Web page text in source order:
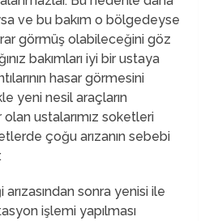
ve bu bakım o bölgedeyse
görmüş olabileceğini göz
bakımları iyi bir ustaya
hasar görmesini
yeni nesil araçların
ustalarımız soketleri
çoğu arızanın sebebi
sonra yenisi ile
işlemi yapılması